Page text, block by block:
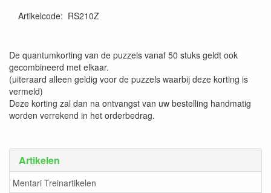
Artikelen
Mentari Treinartikelen
Artikelcode: RS210Z
De quantumkorting van de puzzels vanaf 50 stuks geldt ook
gecombineerd met elkaar.
(uiteraard alleen geldig voor de puzzels waarbij deze korting is
vermeld)
Deze korting zal dan na ontvangst van uw bestelling handmatig
worden verrekend in het orderbedrag.